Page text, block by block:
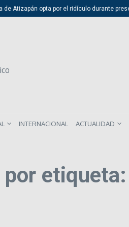
Atizapán opta por el ridículo durante
INTERNACIONAL ACTUALIDAD
por